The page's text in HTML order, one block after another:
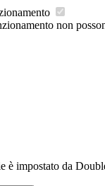
non
è impostato da